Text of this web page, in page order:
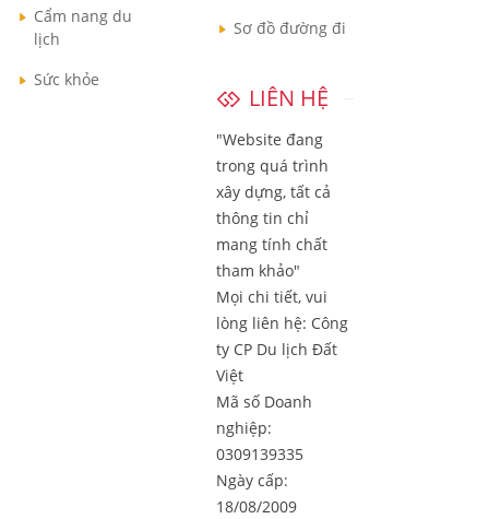
Cẩm nang du
lịch
Sức khỏe
Sơ đồ đường đi
LIÊN HỆ
"Website đang
trong quá trình
xây dựng, tất cả
thông tin chỉ
mang tính chất
tham khảo"
Mọi chi tiết, vui
lòng liên hệ: Công
ty CP Du lịch Đất
Việt
Mã số Doanh
nghiệp:
0309139335
Ngày cấp:
18/08/2009